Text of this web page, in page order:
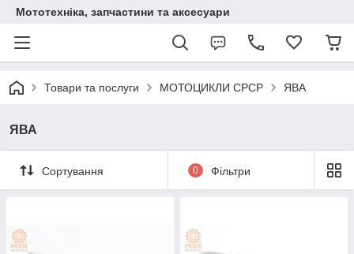
Мототехніка, запчастини та аксесуари
Товари та послуги МОТОЦИКЛИ СРСР ЯВА
ЯВА
Сортування 0 Фільтри